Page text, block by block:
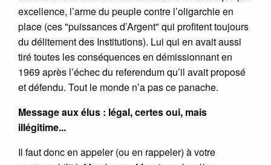
excellence, l’arme du peuple contre l’oligarchie en
place (ces "puissances d’Argent" qui profitent toujours
du délitement des Institutions). Lui qui en avait aussi
tiré toutes les conséquences en démissionnant en
1969 après l’échec du referendum qu’il avait proposé
et défendu. Tout le monde n’a pas ce panache.
Message aux élus : légal, certes oui, mais
illégitime...
Il faut donc en appeler (ou en rappeler) à votre